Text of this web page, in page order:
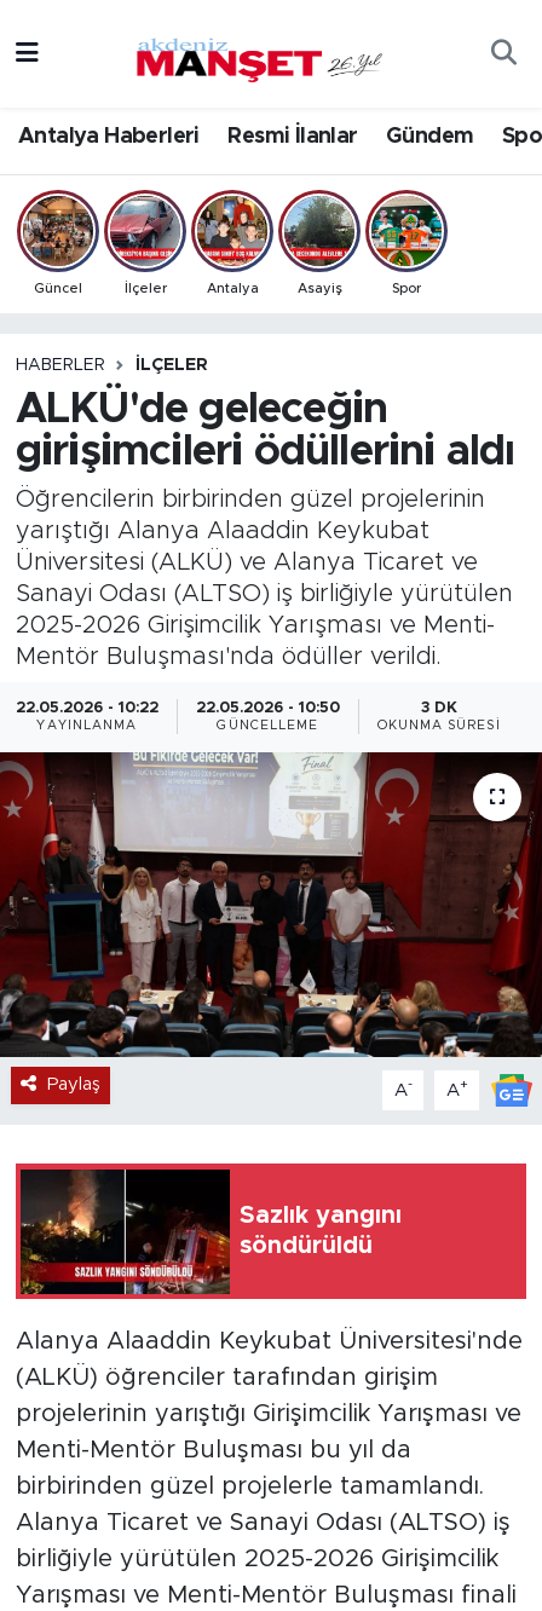
Antalya Haberleri Resmi İlanlar Gündem
Güncel İlçeler Antalya Asayiş Spor
HABERLER İLÇELER
ALKÜ'de geleceğin
girişimcileri ödüllerini aldı
Öğrencilerin birbirinden güzel projelerinin
yarıştığı Alanya Alaaddin Keykubat
Üniversitesi (ALKÜ) ve Alanya Ticaret ve
Sanayi Odası (ALTSO) iş birliğiyle yürütülen
2025-2026 Girişimcilik Yarışması ve Menti-
Mentör Buluşması'nda ödüller verildi.
22.05.2026 - 10:22
YAYINLANMA
22.05.2026 - 10:50
GÜNCELLEME
3 DK
OKUNMA SÜRESI
Paylaş A- A+
Sazlık yangını
söndürüldü
Alanya Alaaddin Keykubat Üniversitesi'nde
(ALKÜ) öğrenciler tarafından girişim
projelerinin yarıştığı Girişimcilik Yarışması ve
Menti-Mentör Buluşması bu yıl da
birbirinden güzel projelerle tamamlandı.
Alanya Ticaret ve Sanayi Odası (ALTSO) iş
birliğiyle yürütülen 2025-2026 Girişimcilik
Yarışması ve Menti-Mentör Buluşması finali
Bilim & Teknoloji
Eğitim
Ekonomi
Gündem
İlçeler
Kültür- Sanat
Magazin
Özel Haber
Politika
Resmi İlanlar
Sağlık
Spor
Turizm
Antalya Hava Durumu
Antalya Namaz Vakitleri
Antalya Trafik Yoğunluk Haritası
Tüm Manşetler
Son Dakika Haberleri
Haber Arşivi